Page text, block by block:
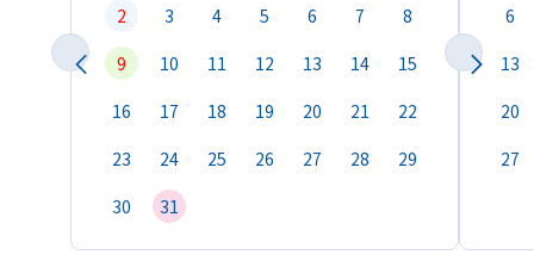
2
3 4 5 6 7
8
9
10 11 12 13 14
15
16
17 18 19 20 21
22
23
24 25 26 27 28
29
30
31
6
13
20
27